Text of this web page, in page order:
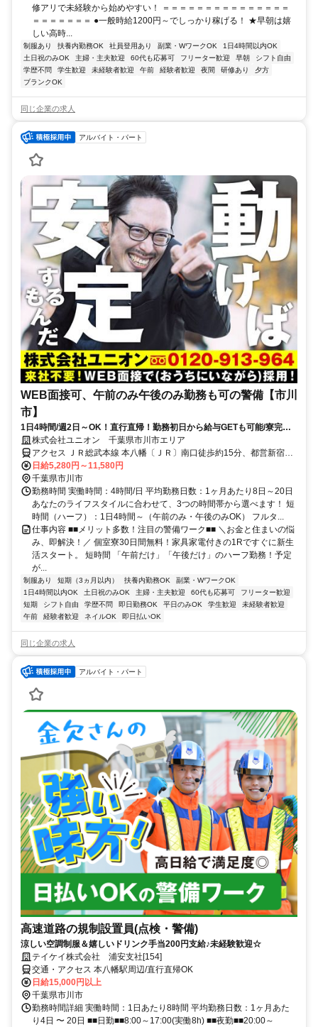
修アリで未経験から始めやすい！ ＝＝＝＝＝＝＝＝＝＝＝＝＝＝＝
＝＝＝＝＝＝＝ ●一般時給1200円～でしっかり稼げる！ ★早朝は嬉
しい高時...
制服あり 扶養内勤務OK 社員登用あり 副業・WワークOK
1日4時間以内OK
土日祝のみOK
主婦・主夫歓迎 60代も応募可 フリーター歓迎 早朝
シフト自由
学歴不問
学生歓迎 未経験者歓迎 午前 経験者歓迎 夜間 研修あり
夕方
ブランクOK
同じ企業の求人
アルバイト・パート
WEB面接可、午前のみ午後のみ勤務も可の警備【市川
市】
1日4時間/週2日～OK！直行直帰！勤務初日から給与GETも可能/寮完備
＆携帯貸与♪
株式会社ユニオン 千葉県市川市エリア
アクセス ＪＲ総武本線 本八幡〔ＪＲ〕南口徒歩約15分、都営新宿線
本八幡〔新宿線〕A2口徒歩約17分、京成本線 鬼越徒歩約17分 千葉県
市川市エリア（市川駅、市川大野駅、市川塩浜駅、市川真間駅、大町
駅、鬼越駅、北国分駅等）
日給5,280円～11,580円
千葉県市川市
勤務時間 実働時間：4時間/日 平均勤務日数：1ヶ月あたり8日～20日
あなたのライフスタイルに合わせて、3つの時間帯から選べます！ 短
時間（ハーフ）：1日4時間～（午前のみ・午後のみOK） フルタ...
仕事内容 ■■メリット多数！注目の警備ワーク■■ ＼お金と住まいの悩
み、即解決！／ 個室寮30日間無料！家具家電付きの1Rですぐに新生
活スタート。 短時間 「午前だけ」「午後だけ」のハーフ勤務！予定
が...
制服あり 短期（3ヵ月以内） 扶養内勤務OK
副業・WワークOK
1日4時間以内OK
土日祝のみOK 主婦・主夫歓迎 60代も応募可
フリーター歓迎
短期
シフト自由 学歴不問 即日勤務OK 平日のみOK 学生歓迎
未経験者歓迎
午前
経験者歓迎 ネイルOK 即日払いOK
同じ企業の求人
アルバイト・パート
高速道路の規制設置員(点検・警備)
涼しい空調制服＆嬉しいドリンク手当200円支給♪未経験歓迎☆
テイケイ株式会社 浦安支社[154]
交通・アクセス 本八幡駅周辺/直行直帰OK
日給15,000円以上
千葉県市川市
勤務時間詳細 実働時間：1日あたり8時間 平均勤務日数：1ヶ月あた
り4日 〜 20日 ■■日勤■■8:00～17:00(実働8h) ■■夜勤■■20:00～